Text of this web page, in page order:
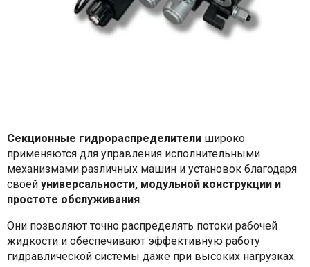
Секционные гидрораспределители широко
применяются для управления исполнительными
механизмами различных машин и установок благодаря
своей универсальности, модульной конструкции и
простоте обслуживания.
Они позволяют точно распределять потоки рабочей
жидкости и обеспечивают эффективную работу
гидравлической системы даже при высоких нагрузках.